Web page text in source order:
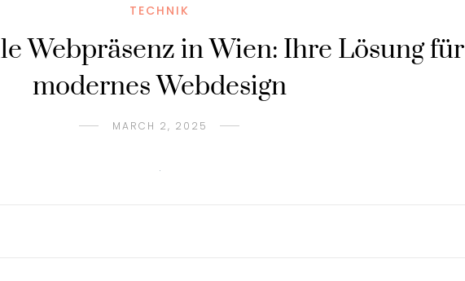
TECHNIK
Webpräsenz in Wien: Ihre Lösung für
modernes Webdesign
MARCH 2, 2025